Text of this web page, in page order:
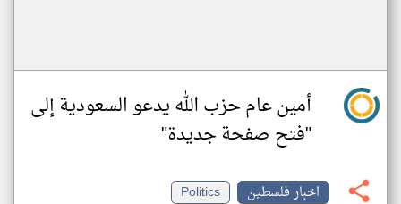
أمين عام حزب الله يدعو السعودية إلى
"فتح صفحة جديدة"
اخبار فلسطين
Politics